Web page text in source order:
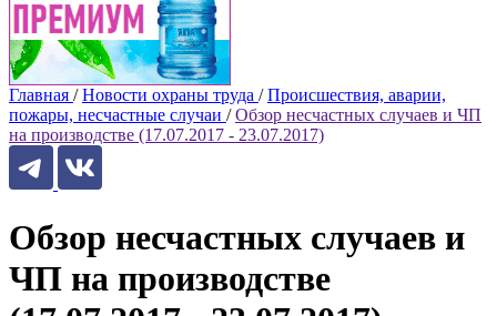
Главная / Новости охраны труда / Происшествия, аварии,
пожары, несчастные случаи / Обзор несчастных случаев и ЧП
на производстве (17.07.2017 - 23.07.2017)
Обзор несчастных случаев и
ЧП на производстве